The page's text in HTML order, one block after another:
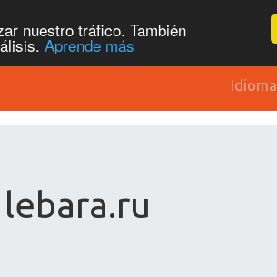
nuestro tráfico. También
Aprende más
Idioma